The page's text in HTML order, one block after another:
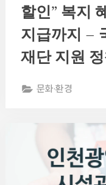
할인” 복지
지급까지 –
재단 지원 정
문화·환경